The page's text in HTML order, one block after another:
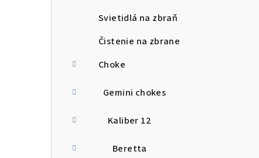
Svietidlá na zbraň
Čistenie na zbrane
Choke
Gemini chokes
Kaliber 12
Beretta